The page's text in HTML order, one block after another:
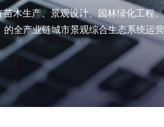
木生产、景观设计、园林绿化工程
的全产业链城市景观综合生态系统运营